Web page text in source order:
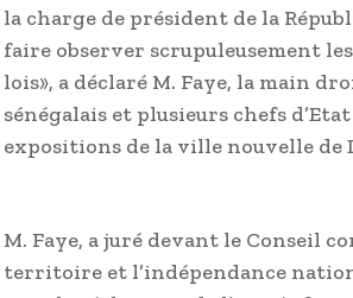
la charge de président de la
faire observer scrupuleusement
lois», a déclaré M. Faye, la main
sénégalais et plusieurs chefs
expositions de la ville nouvelle de
M. Faye, a juré devant le Conseil
territoire et l’indépendance